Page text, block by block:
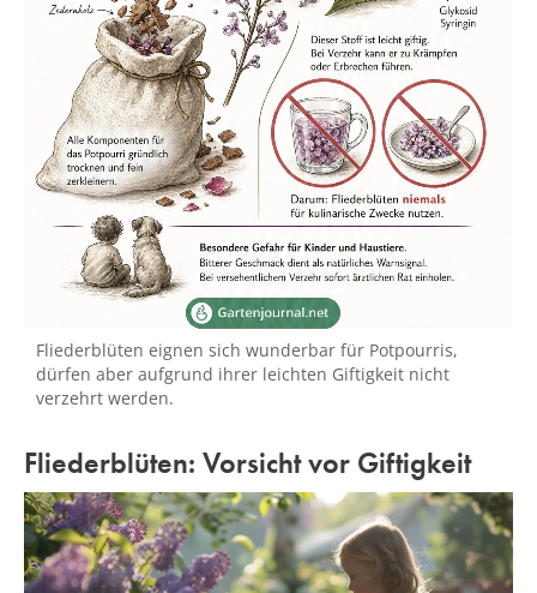
Fliederblüten eignen sich wunderbar für Potpourris,
dürfen aber aufgrund ihrer leichten Giftigkeit nicht
verzehrt werden.
Fliederblüten: Vorsicht vor Giftigkeit